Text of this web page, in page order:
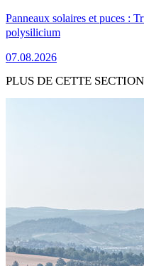
Panneaux solaires et puces :
polysilicium
07.08.2026
PLUS DE CETTE SECTION